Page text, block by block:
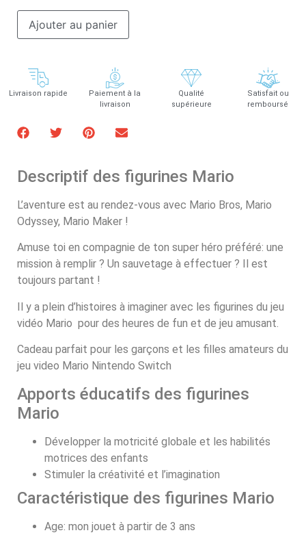
Ajouter au panier
Livraison rapide
Paiement à la
livraison
Qualité
supérieure
Satisfait ou
remboursé
Descriptif des figurines Mario
L’aventure est au rendez-vous avec Mario Bros, Mario
Odyssey, Mario Maker !
Amuse toi en compagnie de ton super héro préféré: une
mission à remplir ? Un sauvetage à effectuer ? Il est
toujours partant !
Il y a plein d’histoires à imaginer avec les figurines du jeu
vidéo Mario pour des heures de fun et de jeu amusant.
Cadeau parfait pour les garçons et les filles amateurs du
jeu video Mario Nintendo Switch
Apports éducatifs des figurines
Mario
Développer la motricité globale et les habilités
motrices des enfants
Stimuler la créativité et l’imagination
Caractéristique des figurines Mario
Age: mon jouet à partir de 3 ans